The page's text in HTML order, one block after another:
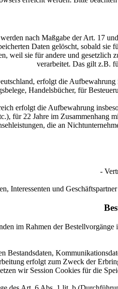
nach Maßgabe der Art. 17
Daten gelöscht, sobald
weil sie für andere und
verarbeitet. Das gilt z.B.
erfolgt die
Handelsbücher, für
erfolgt die Aufbewahrung
für 22 Jahre im Zusammenhang
die an
-
Interessenten und
im Rahmen der
Bestandsdaten,
erfolgt zum Zweck der
wir Session Cookies für die